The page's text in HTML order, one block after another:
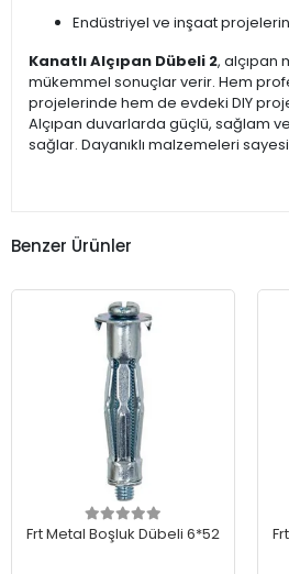
Endüstriyel ve inşaat
Kanatlı Alçıpan Dübeli 2, alçıpan
mükemmel sonuçlar verir. Hem
projelerinde hem de evdeki DIY
Alçıpan duvarlarda güçlü, sağlam
sağlar. Dayanıklı malzemeleri
Benzer Ürünler
Frt Metal Boşluk Dübeli 6*52